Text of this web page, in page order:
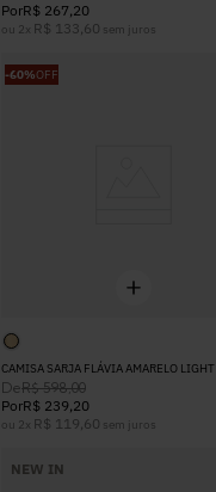
PorR$ 267,20
ou 2 x R$ 133,60 sem juros
-60%OFF
CAMISA SARJA FLÁVIA AMARELO LIGHT
DeR$ 598,00
PorR$ 239,20
ou 2 x R$ 119,60 sem juros
NEW IN